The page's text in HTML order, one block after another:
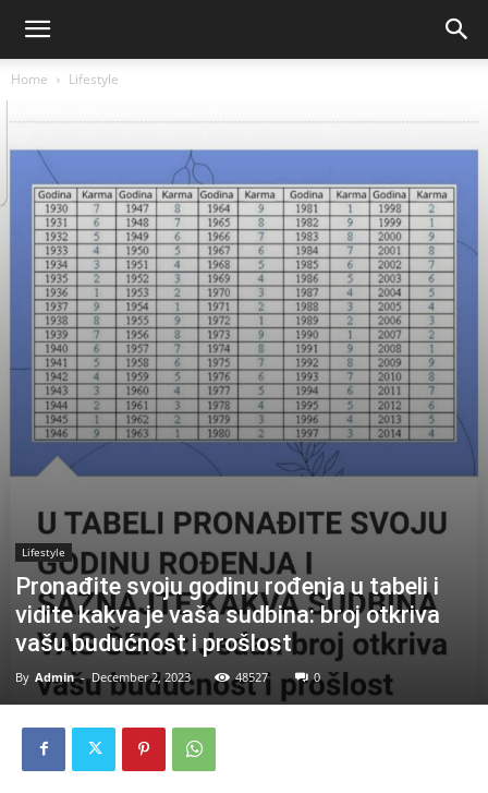
Home Lifestyle
Lifestyle
Pronađite svoju godinu rođenja u tabeli i
vidite kakva je vaša sudbina: broj otkriva
vašu budućnost i prošlost
By Admin - December 2, 2023 48527 0